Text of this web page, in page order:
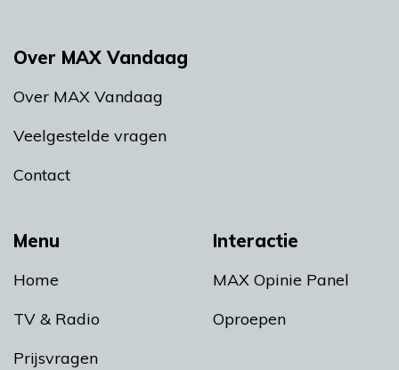
Menu
Home
TV & Radio
Prijsvragen
Interactie
MAX Opinie Panel
Oproepen
Over MAX Vandaag
Over MAX Vandaag
Veelgestelde vragen
Contact